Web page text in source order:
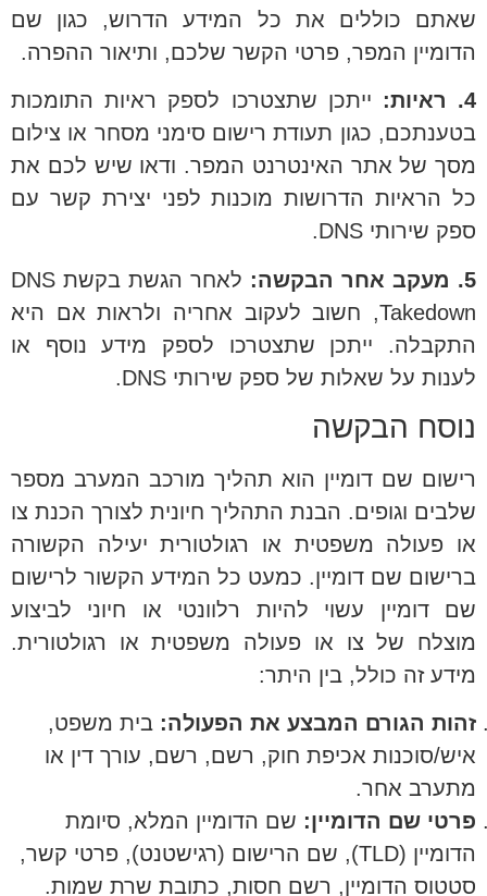
שאתם כוללים את כל המידע הדרוש, כגון שם
הדומיין המפר, פרטי הקשר שלכם, ותיאור ההפרה.
4. ראיות:
ייתכן שתצטרכו לספק ראיות התומכות
בטענתכם, כגון תעודת רישום סימני מסחר או צילום
מסך של אתר האינטרנט המפר. ודאו שיש לכם את
כל הראיות הדרושות מוכנות לפני יצירת קשר עם
ספק שירותי DNS.
5. מעקב אחר הבקשה:
לאחר הגשת בקשת DNS
Takedown, חשוב לעקוב אחריה ולראות אם היא
התקבלה. ייתכן שתצטרכו לספק מידע נוסף או
לענות על שאלות של ספק שירותי DNS.
נוסח הבקשה
רישום שם דומיין הוא תהליך מורכב המערב מספר
שלבים וגופים. הבנת התהליך חיונית לצורך הכנת צו
או פעולה משפטית או רגולטורית יעילה הקשורה
ברישום שם דומיין. כמעט כל המידע הקשור לרישום
שם דומיין עשוי להיות רלוונטי או חיוני לביצוע
מוצלח של צו או פעולה משפטית או רגולטורית.
מידע זה כולל, בין היתר:
זהות הגורם המבצע את הפעולה: בית משפט,
איש/סוכנות אכיפת חוק, רשם, רשם, עורך דין או
מתערב אחר.
פרטי שם הדומיין: שם הדומיין המלא, סיומת
הדומיין (TLD), שם הרישום (רגישטנט), פרטי קשר,
סטטוס הדומיין, רשם חסות, כתובת שרת שמות.